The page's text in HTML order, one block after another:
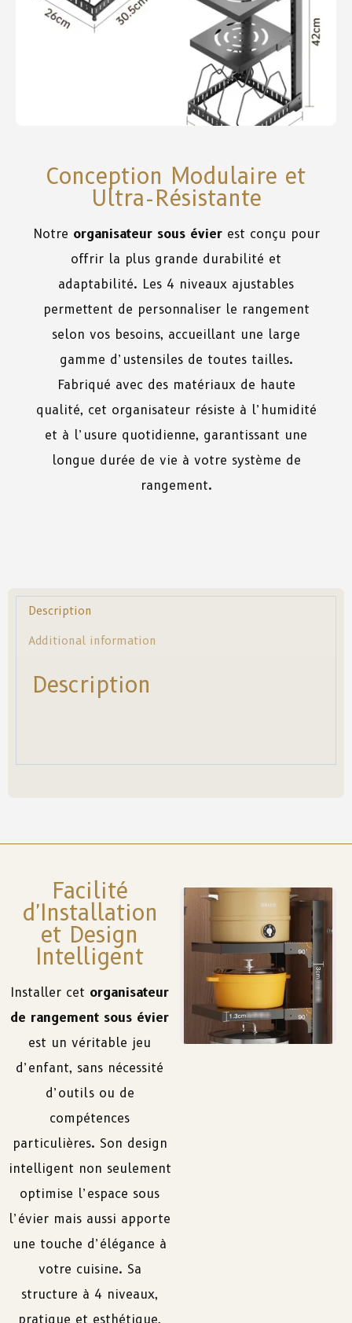
Conception Modulaire et
Ultra-Résistante
Notre organisateur sous évierest conçu pour
offrir la plus grande durabilité et
adaptabilité. Les 4 niveaux ajustables
permettent de personnaliser le rangement
selon vos besoins, accueillant une large
gamme d’ustensiles de toutes tailles.
Fabriqué avec des matériaux de haute
qualité, cet organisateur résiste à l’humidité
et à l’usure quotidienne, garantissant une
longue durée de vie à votre système de
rangement.
Description
Additional information
Description
Facilité
d'Installation
et Design
Intelligent
Installer cet organisateur
de rangement sous évier
est un véritable jeu
d’enfant, sans nécessité
d’outils ou de
compétences
particulières. Son design
intelligent non seulement
optimise l’espace sous
l’évier mais aussi apporte
une touche d’élégance à
votre cuisine. Sa
structure à 4 niveaux,
pratique et esthétique,